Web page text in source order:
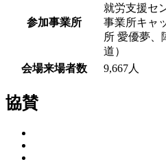
参加事業所
就労支援セ
事業所キャ
所 愛優夢、
道）
会場来場者数
9,667人
協賛